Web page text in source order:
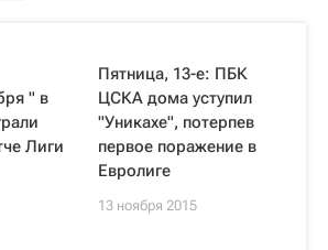
" в
Лиги
Пятница, 13-е: ПБК
ЦСКА дома уступил
"Уникахе", потерпев
первое поражение в
Евролиге
13 ноября 2015